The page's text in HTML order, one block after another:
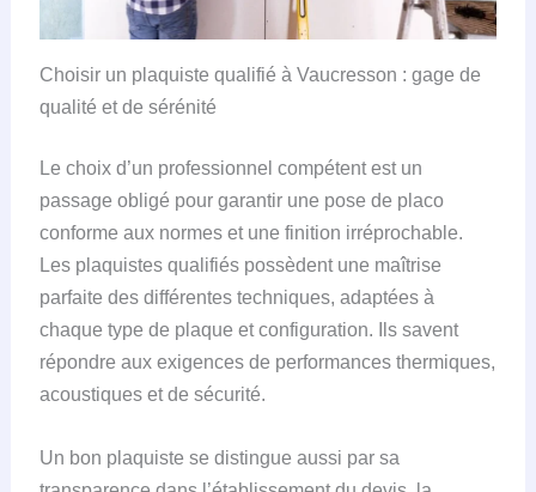
Choisir un plaquiste qualifié à Vaucresson : gage de
qualité et de sérénité
Le choix d’un professionnel compétent est un
passage obligé pour garantir une pose de placo
conforme aux normes et une finition irréprochable.
Les plaquistes qualifiés possèdent une maîtrise
parfaite des différentes techniques, adaptées à
chaque type de plaque et configuration. Ils savent
répondre aux exigences de performances thermiques,
acoustiques et de sécurité.
Un bon plaquiste se distingue aussi par sa